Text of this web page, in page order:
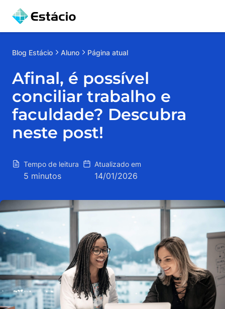
Blog Estácio Aluno Página atual
Afinal, é possível
conciliar trabalho e
faculdade? Descubra
neste post!
Tempo de leitura
5 minutos
Atualizado em
14/01/2026